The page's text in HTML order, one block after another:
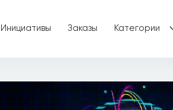
Инициативы Заказы Категории